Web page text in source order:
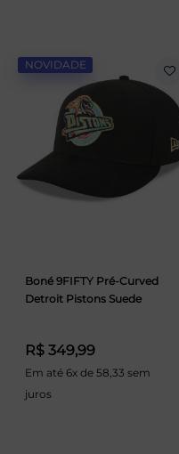
NOVIDADE
Boné 9FIFTY Pré-Curved
Detroit Pistons Suede
R$ 349,99
Em até 6x de 58,33 sem
juros